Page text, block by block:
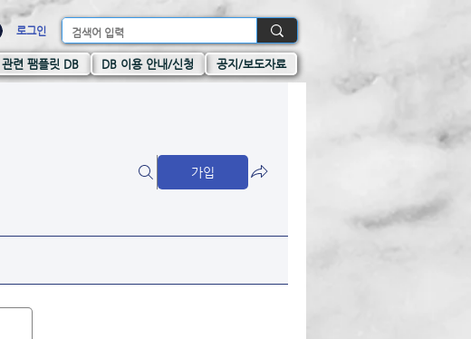
로그인
련 팸플릿 DB DB 이용 안내/신청 공지/보도자료
가입